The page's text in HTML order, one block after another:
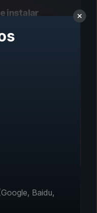
instalar
um
Nenhuma
necessária.
Baidu,